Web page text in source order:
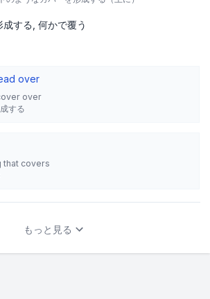
成する 何かで覆う
over
over
する
that covers
もっと見る